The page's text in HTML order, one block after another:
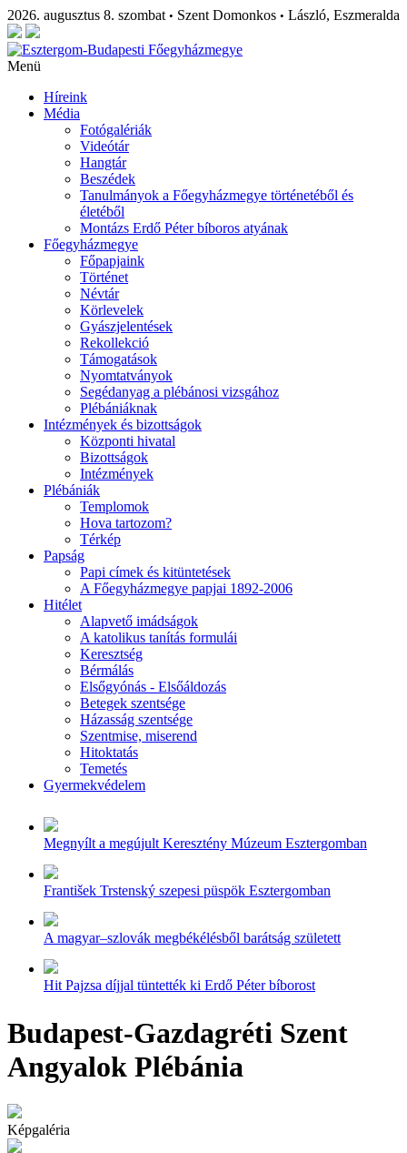
2026. augusztus 8. szombat • Szent Domonkos • László, Eszmeralda
Menü
Híreink
Média
Fotógalériák
Videótár
Hangtár
Beszédek
Tanulmányok a Főegyházmegye történetéből és
életéből
Montázs Erdő Péter bíboros atyának
Főegyházmegye
Főpapjaink
Történet
Névtár
Körlevelek
Gyászjelentések
Rekollekció
Támogatások
Nyomtatványok
Segédanyag a plébánosi vizsgához
Plébániáknak
Intézmények és bizottságok
Központi hivatal
Bizottságok
Intézmények
Plébániák
Templomok
Hova tartozom?
Térkép
Papság
Papi címek és kitüntetések
A Főegyházmegye papjai 1892-2006
Hitélet
Alapvető imádságok
A katolikus tanítás formulái
Keresztség
Bérmálás
Elsőgyónás - Elsőáldozás
Betegek szentsége
Házasság szentsége
Szentmise, miserend
Hitoktatás
Temetés
Gyermekvédelem
Megnyílt a megújult Keresztény Múzeum Esztergomban
František Trstenský szepesi püspök Esztergomban
A magyar–szlovák megbékélésből barátság született
Hit Pajzsa díjjal tüntették ki Erdő Péter bíborost
Budapest-Gazdagréti Szent
Angyalok Plébánia
Képgaléria